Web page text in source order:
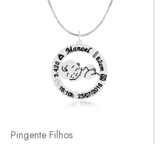
Pingente Filhos